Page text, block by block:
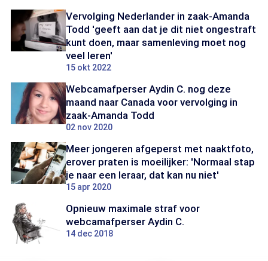
Vervolging Nederlander in zaak-Amanda
Todd 'geeft aan dat je dit niet ongestraft
kunt doen, maar samenleving moet nog
veel leren'
15 okt 2022
Webcamafperser Aydin C. nog deze
maand naar Canada voor vervolging in
zaak-Amanda Todd
02 nov 2020
Meer jongeren afgeperst met naaktfoto,
erover praten is moeilijker: 'Normaal stap
je naar een leraar, dat kan nu niet'
15 apr 2020
Opnieuw maximale straf voor
webcamafperser Aydin C.
14 dec 2018